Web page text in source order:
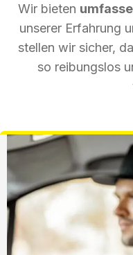
Wir bieten
unserer Erfahrung
stellen wir sicher,
so reibungslos